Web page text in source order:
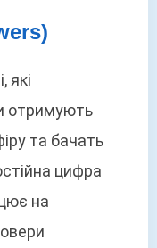
які
отримують
та бачать
цифра
на